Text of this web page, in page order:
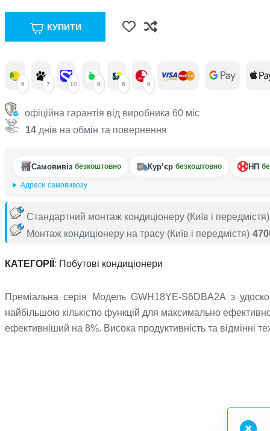
КУПИТИ
6 7 10 6 6 6
офіційна гарантія від виробника 60 міс
14 днів на обмін та повернення
Самовивіз безкоштовно Кур’єр безкоштовно НП
Адреси самовивозу
Стандартний монтаж кондиціонеру (Київ і передмістя)
Монтаж кондиціонеру на трасу (Київ і передмістя)
КАТЕГОРІЇ : Побутові кондиціонери
Преміальна серія Модель GWH18YE-S6DBA2A з
найбільшою кількістю функцій для максимально
ефективніший на 8%. Висока продуктивність та відмінні